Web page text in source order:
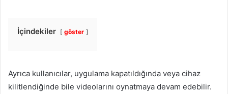
İçindekiler göster
Ayrıca kullanıcılar, uygulama kapatıldığında veya cihaz
kilitlendiğinde bile videolarını oynatmaya devam edebilir.